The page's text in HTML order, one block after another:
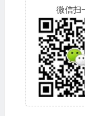
微信扫